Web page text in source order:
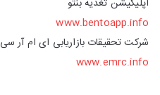
اپلیکیشن تغذیه بنتو
www.bentoapp.info
شرکت تحقیقات بازاریابی ای ام آر سی
www.emrc.info